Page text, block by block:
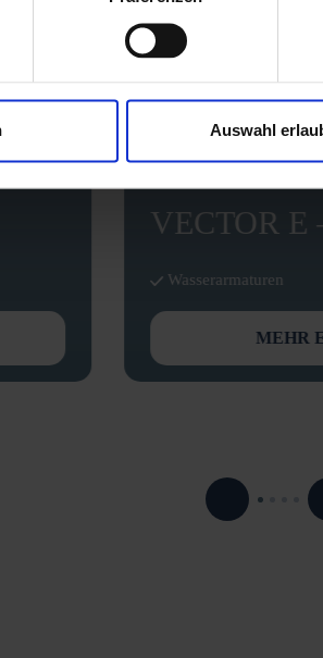
Auswahl
VECTOR E
Wasserarmaturen
MEHR